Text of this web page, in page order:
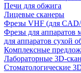
Печи для обжига
Лицевые сканеры
Фрезы VHF (для
Фрезы для аппаратов
для аппаратов сухой
Комплексные
Лабораторные 3D-
Стоматологические